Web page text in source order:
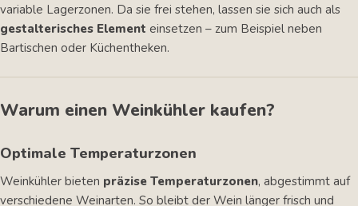
variable Lagerzonen. Da sie frei stehen, lassen sie sich auch als
gestalterisches Element einsetzen – zum Beispiel neben
Bartischen oder Küchentheken.
Warum einen Weinkühler kaufen?
Optimale Temperaturzonen
Weinkühler bieten präzise Temperaturzonen, abgestimmt auf
verschiedene Weinarten. So bleibt der Wein länger frisch und